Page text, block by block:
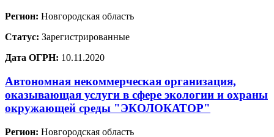
Регион: Новгородская область
Статус: Зарегистрированные
Дата ОГРН: 10.11.2020
Автономная некоммерческая организация,
оказывающая услуги в сфере экологии и охраны
окружающей среды "ЭКОЛОКАТОР"
Регион: Новгородская область